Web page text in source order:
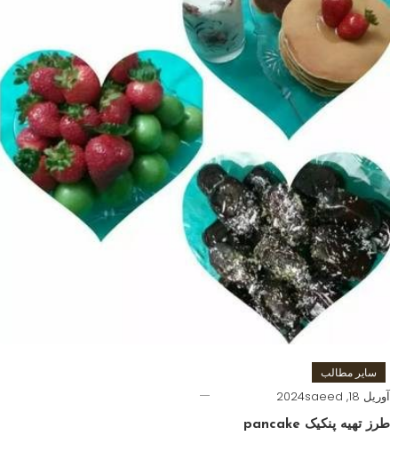
سایر مطالب
آوریل 18, 2024 saeed
طرز تهیه پنکیک pancake